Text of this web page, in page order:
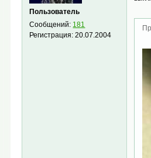
Пользователь
Сообщений: 181
Регистрация:20.07.2004